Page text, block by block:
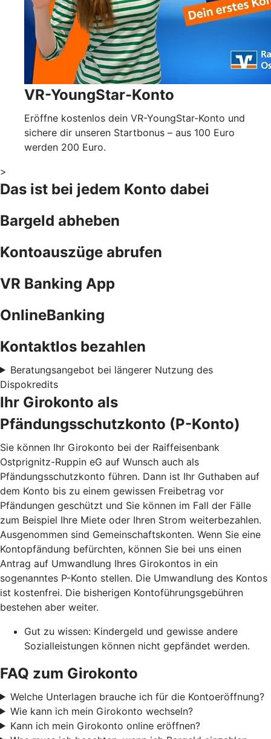
VR-YoungStar-Konto
Eröffne kostenlos dein VR-YoungStar-Konto und
sichere dir unseren Startbonus – aus 100 Euro
werden 200 Euro.
>
Das ist bei jedem Konto dabei
Bargeld abheben
Kontoauszüge abrufen
VR Banking App
OnlineBanking
Kontaktlos bezahlen
Beratungsangebot bei längerer Nutzung des
Dispokredits
Ihr Girokonto als
Pfändungsschutzkonto (P-Konto)
Sie können Ihr Girokonto bei der Raiffeisenbank
Ostprignitz-Ruppin eG auf Wunsch auch als
Pfändungsschutzkonto führen. Dann ist Ihr Guthaben auf
dem Konto bis zu einem gewissen Freibetrag vor
Pfändungen geschützt und Sie können im Fall der Fälle
zum Beispiel Ihre Miete oder Ihren Strom weiterbezahlen.
Ausgenommen sind Gemeinschaftskonten. Wenn Sie eine
Kontopfändung befürchten, können Sie bei uns einen
Antrag auf Umwandlung Ihres Girokontos in ein
sogenanntes P-Konto stellen. Die Umwandlung des Kontos
ist kostenfrei. Die bisherigen Kontoführungsgebühren
bestehen aber weiter.
Gut zu wissen: Kindergeld und gewisse andere
Sozialleistungen können nicht gepfändet werden.
FAQ zum Girokonto
Welche Unterlagen brauche ich für die Kontoeröffnung?
Wie kann ich mein Girokonto wechseln?
Kann ich mein Girokonto online eröffnen?